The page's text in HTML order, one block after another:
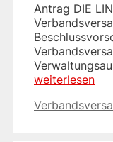
Antrag DIE
weiterlesen
Kategorien